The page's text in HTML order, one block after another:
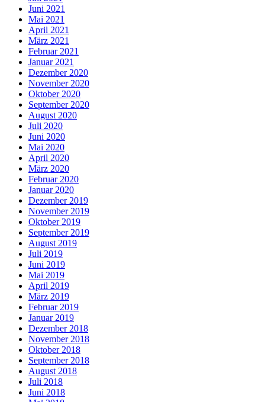
Juni 2021
Mai 2021
April 2021
März 2021
Februar 2021
Januar 2021
Dezember 2020
November 2020
Oktober 2020
September 2020
August 2020
Juli 2020
Juni 2020
Mai 2020
April 2020
März 2020
Februar 2020
Januar 2020
Dezember 2019
November 2019
Oktober 2019
September 2019
August 2019
Juli 2019
Juni 2019
Mai 2019
April 2019
März 2019
Februar 2019
Januar 2019
Dezember 2018
November 2018
Oktober 2018
September 2018
August 2018
Juli 2018
Juni 2018